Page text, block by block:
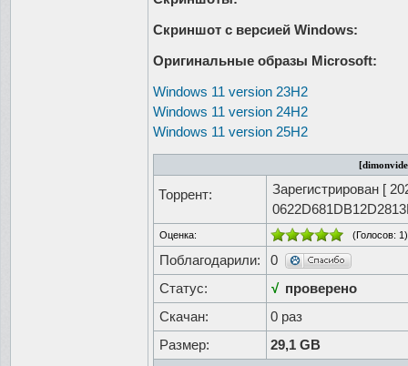
Скриншот с версией Windows:
Оригинальные образы Microsoft:
Windows 11 version 23H2
Windows 11 version 24H2
Windows 11 version 25H2
Торрент: Зарегистрирован [
Оценка: (Голосов: 1)
Поблагодарили:
0
Статус:
√ проверено
Скачан:
0 раз
Размер:
29,1 GB